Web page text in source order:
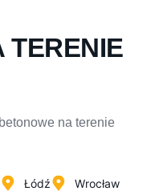
TERENIE
na terenie
Łódź Wrocław